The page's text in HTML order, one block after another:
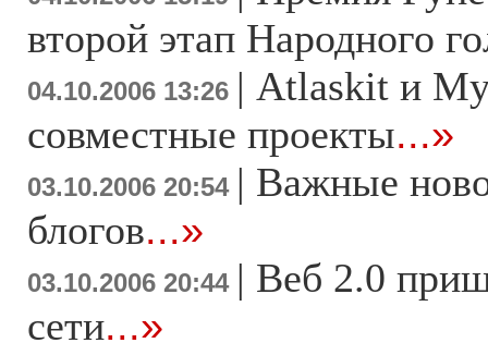
второй этап Народного
04.10.2006 13:26 | Atlaskit и
совместные проекты...»
03.10.2006 20:54 | Важные
блогов...»
03.10.2006 20:44 | Веб 2.0
сети...»